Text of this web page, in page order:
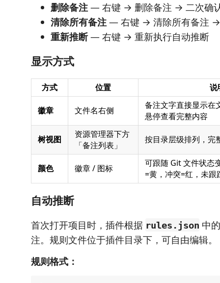
删除备注— 右键 → 删除备注 → 二次确
清除所有备注— 右键 → 清除所有备注
重新推断— 右键 → 重新执行自动推断
显示方式
方式 位置 说
徽章 文件名右侧
备注文字直接显示在
悬停查看完整内容
树视图
资源管理器下方
「备注列表」
按目录层级排列，完
颜色 徽章 / 图标
可跟随 Git 文件状态
=黄，冲突=红，未跟
自动推断
首次打开项目时，插件根据 rules.json 中
注。规则文件位于插件目录下，可自由编辑。
规则格式：